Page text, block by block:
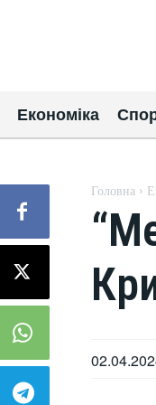
Економіка
Головна